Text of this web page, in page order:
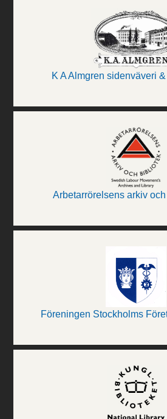
K A Almgren sidenväveri
Arbetarrörelsens arkiv
Föreningen Stockholms